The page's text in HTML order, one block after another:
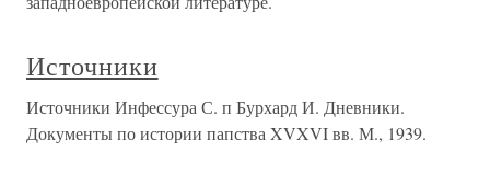
Источники
Источники Инфессура С. п Бурхард И. Дневники.
Документы по истории папства XVXVI вв. М., 1939.